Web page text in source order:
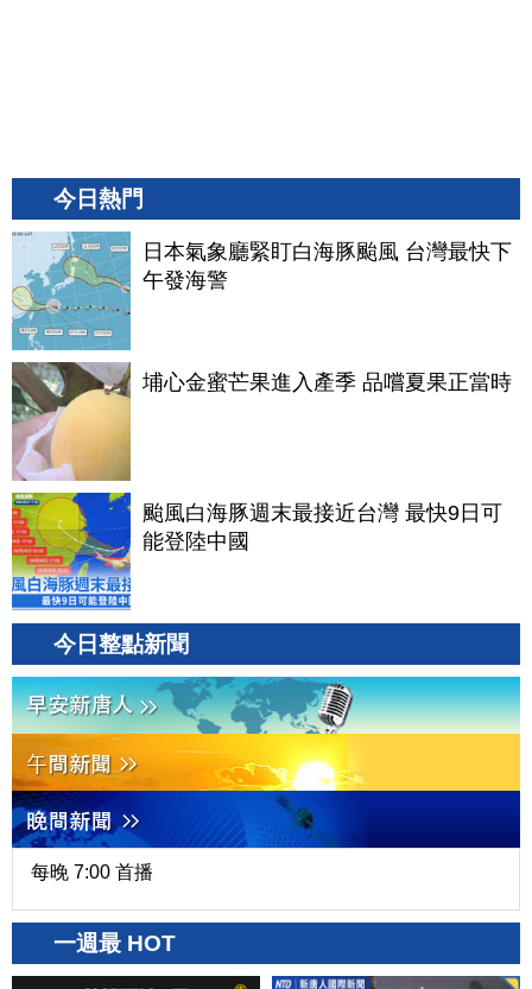
今日熱門
日本氣象廳緊盯白海豚颱風 台灣最快下
午發海警
埔心金蜜芒果進入產季 品嚐夏果正當時
颱風白海豚週末最接近台灣 最快9日可
能登陸中國
今日整點新聞
每晚 7:00 首播
一週最 HOT